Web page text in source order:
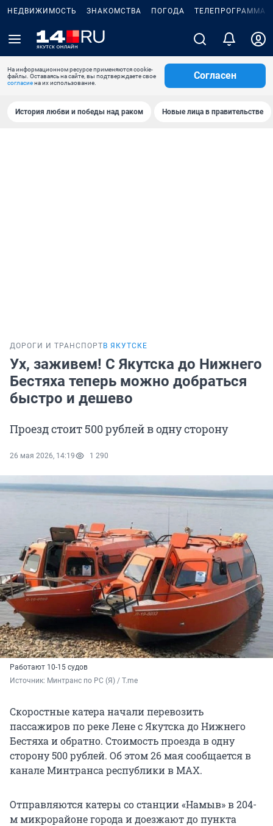
НЕДВИЖИМОСТЬ ЗНАКОМСТВА ПОГОДА ТЕЛЕПРОГРАММА
На информационном ресурсе применяются cookie-
файлы. Оставаясь на сайте, вы подтверждаете свое
согласиена их использование.
Согласен
История любви и победы над раком Новые лица в правительстве
ДОРОГИ И ТРАНСПОРТ В ЯКУТСКЕ
Ух, заживем! С Якутска до Нижнего
Бестяха теперь можно добраться
быстро и дешево
Проезд стоит 500 рублей в одну сторону
26 мая 2026, 14:19 1 290
Работают 10-15 судов
Источник: Минтранс по РС (Я) / T.me
Скоростные катера начали перевозить
пассажиров по реке Лене с Якутска до Нижнего
Бестяха и обратно. Стоимость проезда в одну
сторону 500 рублей. Об этом 26 мая сообщается в
канале Минтранса республики в МАХ.
Отправляются катеры со станции «Намыв» в 204-
м микрорайоне города и доезжают до пункта